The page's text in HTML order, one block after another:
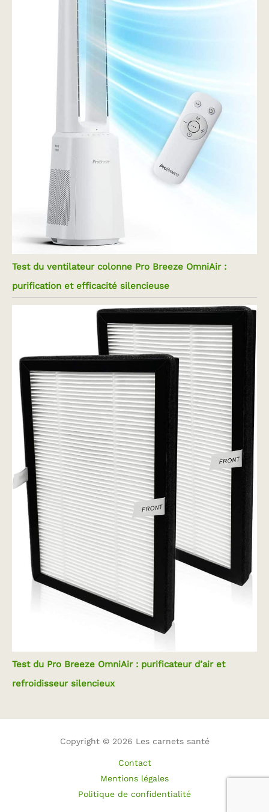
Test du ventilateur colonne Pro Breeze OmniAir :
purification et efficacité silencieuse
Test du Pro Breeze OmniAir : purificateur d’air et
refroidisseur silencieux
Copyright © 2026 Les carnets santé
Contact
Mentions légales
Politique de confidentialité